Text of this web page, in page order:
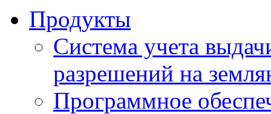
Продукты
Система учета
разрешений на
Программное